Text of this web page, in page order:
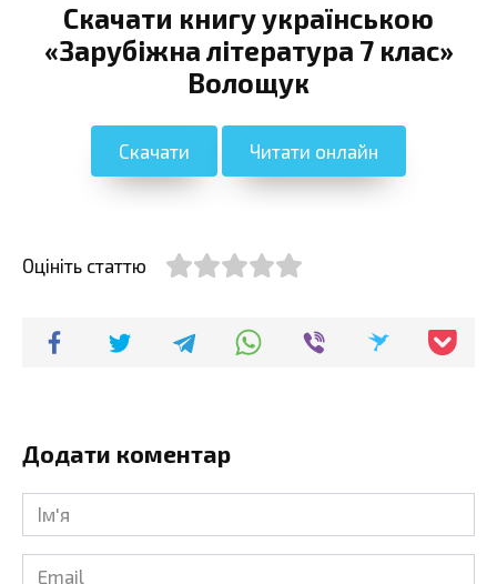
Скачати книгу українською
«Зарубіжна література 7 клас»
Волощук
Скачати Читати онлайн
Оцініть статтю
Додати коментар
Ім'я
Email